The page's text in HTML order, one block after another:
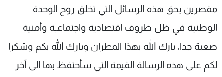
مقصرين بحق هذه الرسائل التي تخلق روح الوحدة
الوطنية في ظل ظروف اقتصادية واجتماعية وأمنية
صعبة جدا، بارك الله بهذا المطران وبارك الله بكم وشكرا
لكم على هذه الرسالة القيمة التي سأحتفظ بها الى آخر